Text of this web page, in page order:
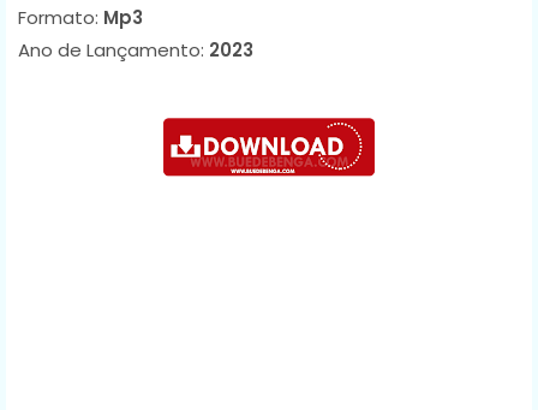
Formato: Mp3
Ano de Lançamento: 2023